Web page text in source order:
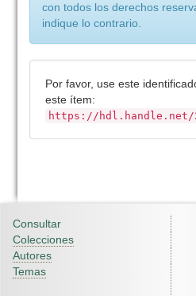
con todos los derechos
indique lo contrario.
Por favor, use este
este ítem:
https://hdl.handle.net/
Consultar
Colecciones
Autores
Temas